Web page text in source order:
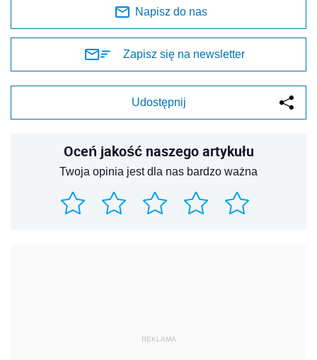
Napisz do nas
Zapisz się na newsletter
Udostępnij
Oceń jakość naszego artykułu
Twoja opinia jest dla nas bardzo ważna
REKLAMA